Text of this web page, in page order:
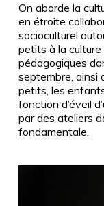
On aborde la
en étroite
socioculturel
petits à la
pédagogiques
septembre, ainsi
petits, les
fonction d’éveil
par des ateliers
fondamentale.